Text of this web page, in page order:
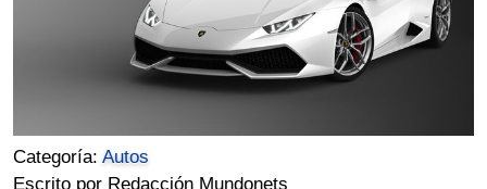
Categoría:Autos
Escrito por Redacción Mundonets